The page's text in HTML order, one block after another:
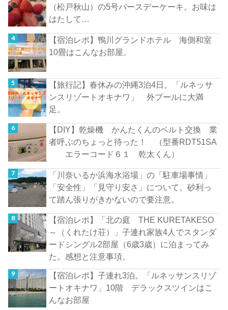
（松戸秋山）の5号バースデーケーキ。お味は
はたして…
【宿泊レポ】鴨川グランドホテル 海側和室
10畳はこんなお部屋。
【旅行記】春休みの沖縄3泊4日。「ルネッサ
ンスリゾートオキナワ」 外プールに大満
足。
【DIY】乾燥機 かんたくんのベルト交換 業
者呼ぶのちょっと待った！ （型番RDT51SA
エラーコード６１ 乾太くん）
「川奈いるか浜海水浴場」の「駐車場事情」
「安全性」「見守り安さ」について。砂利っ
て踏ん張りがきかないので要注意。
【宿泊レポ】「北の庭 THE KURETAKESO
～（くれたけ荘）」子連れ家族4人でスタンダ
ードシングル2部屋（6歳3歳）に泊まってみ
た。感想と注意事項。
【宿泊レポ】子連れ3泊。「ルネッサンスリゾ
ートオキナワ」10階 デラックスツインはこ
んなお部屋